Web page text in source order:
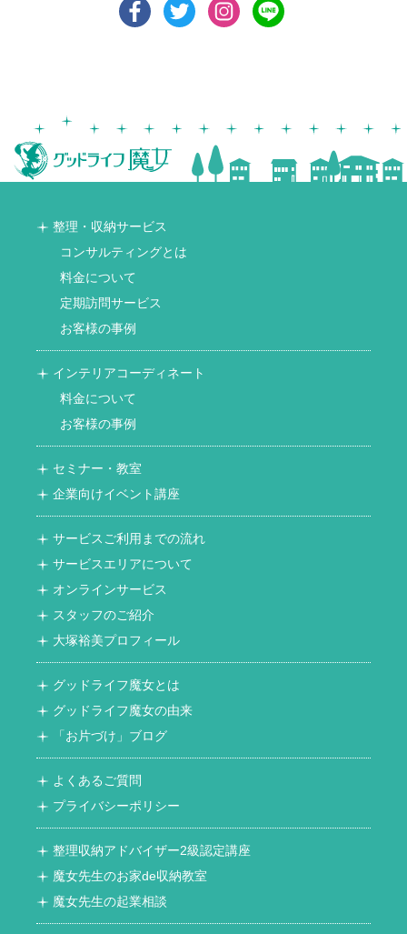
整理・収納サービス
コンサルティングとは
料金について
定期訪問サービス
お客様の事例
インテリアコーディネート
料金について
お客様の事例
セミナー・教室
企業向けイベント講座
サービスご利用までの流れ
サービスエリアについて
オンラインサービス
スタッフのご紹介
大塚裕美プロフィール
グッドライフ魔女とは
グッドライフ魔女の由来
「お片づけ」ブログ
よくあるご質問
プライバシーポリシー
整理収納アドバイザー2級認定講座
魔女先生のお家de収納教室
魔女先生の起業相談